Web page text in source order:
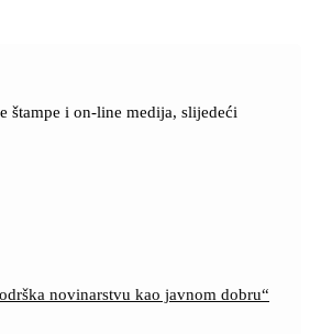
štampe i on-line medija, slijedeći
novinarstvu kao javnom dobru“